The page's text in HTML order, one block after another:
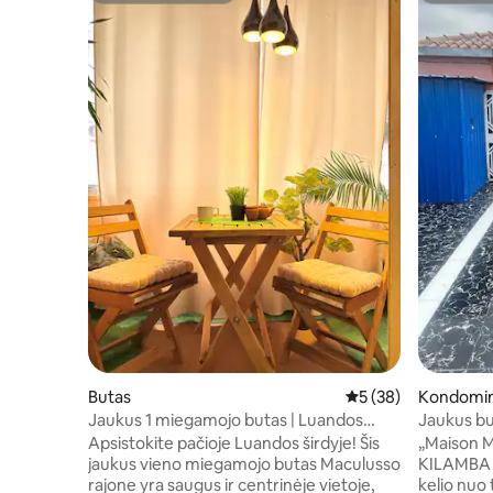
Butas Vidutinis
5 (38)
Jaukus 1 miegamojo butas | Luandos
širdis | Saugus ir centre
Apsistokite pačioje Luandos širdyje! Šis
jaukus vieno miegamojo butas Maculusso
rajone yra saugus ir centrinėje vietoje,
Jaukus
budintys
„Maison
kelio nuo